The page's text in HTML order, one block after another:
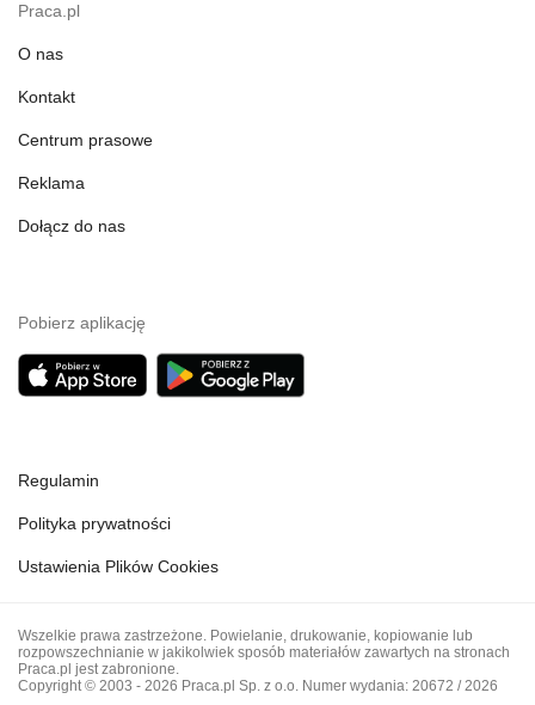
Praca.pl
O nas
Kontakt
Centrum prasowe
Reklama
Dołącz do nas
Pobierz aplikację
Regulamin
Polityka prywatności
Ustawienia Plików Cookies
Wszelkie prawa zastrzeżone. Powielanie, drukowanie, kopiowanie lub
rozpowszechnianie w jakikolwiek sposób materiałów zawartych na stronach
Praca.pl jest zabronione.
Copyright © 2003 - 2026 Praca.pl Sp. z o.o. Numer wydania: 20672 / 2026